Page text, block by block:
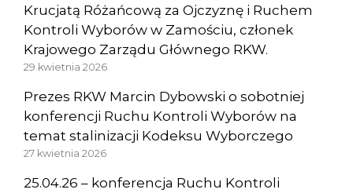
Krucjatą Różańcową za Ojczyznę i Ruchem
Kontroli Wyborów w Zamościu, członek
Krajowego Zarządu Głównego RKW.
29 kwietnia 2026
Prezes RKW Marcin Dybowski o sobotniej
konferencji Ruchu Kontroli Wyborów na
temat stalinizacji Kodeksu Wyborczego
27 kwietnia 2026
25.04.26 – konferencja Ruchu Kontroli